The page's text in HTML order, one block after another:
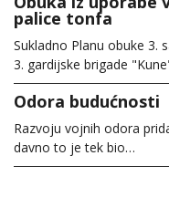
palice tonfa
Sukladno Planu obuke 3.
3. gardijske brigade
Odora budućnosti
Razvoju vojnih odora
davno to je tek bio…